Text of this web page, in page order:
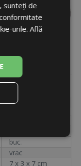
buc.
vrac
7 x 3 x 7 cm
sunteți de
urile. Află
De
targetare